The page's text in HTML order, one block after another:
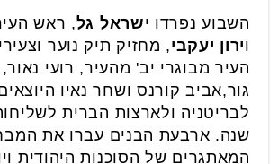
השבוע נפרדו ישראל גל, ראש
וירון יעקבי, מחזיק תיק נוער
העיר מבוגרי יב' מהעיר, רועי
גור,אביב קורנס ושחר נאיו
לבריטניה ולארצות הברית
שנה. ארבעת הבנים עברו את
המאתגרים של הסוכנות היהודית